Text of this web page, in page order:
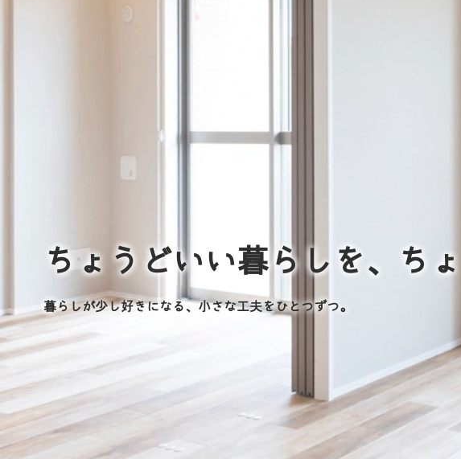
ちょうどいい暮らしを、ち
暮らしが少し好きになる、小さな工夫をひとつずつ。